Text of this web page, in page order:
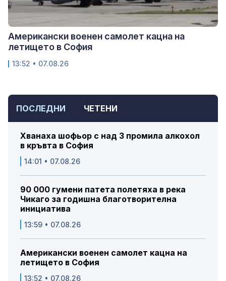
ПОСЛЕДНИ ЧЕТЕНИ
Хванаха шофьор с над 3 промила алкохол
в кръвта в София
14:01 • 07.08.26
90 000 гумени патета полетяха в река
Чикаго за годишна благотворителна
инициатива
13:59 • 07.08.26
Американски военен самолет кацна на
летището в София
13:52 • 07.08.26
Американски военен самолет кацна на
летището в София
13:52 • 07.08.26